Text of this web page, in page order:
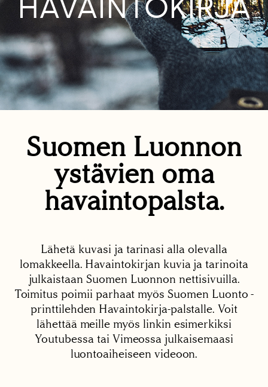
HAVAINTOKIRJA
Suomen Luonnon
ystävien oma
havaintopalsta.
Lähetä kuvasi ja tarinasi alla olevalla
lomakkeella. Havaintokirjan kuvia ja tarinoita
julkaistaan Suomen Luonnon nettisivuilla.
Toimitus poimii parhaat myös Suomen Luonto -
printtilehden Havaintokirja-palstalle. Voit
lähettää meille myös linkin esimerkiksi
Youtubessa tai Vimeossa julkaisemaasi
luontoaiheiseen videoon.